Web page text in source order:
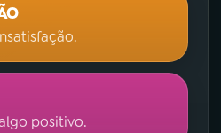
positivo.